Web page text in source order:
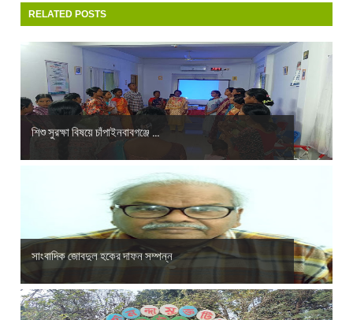
RELATED POSTS
শিশু সুরক্ষা বিষয়ে চাঁপাইনবাবগঞ্জে ...
সাংবাদিক জোবদুল হকের দাফন সম্পন্ন